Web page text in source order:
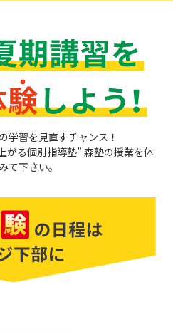
学習を見直すチャンス！
がる個別指導塾” 森塾の授業を体
て下さい。
塾の場合は、講習に参加さ
の成績向上が保証されます。
、「春休み→夏休み」等を1
、成果を保証させていただ